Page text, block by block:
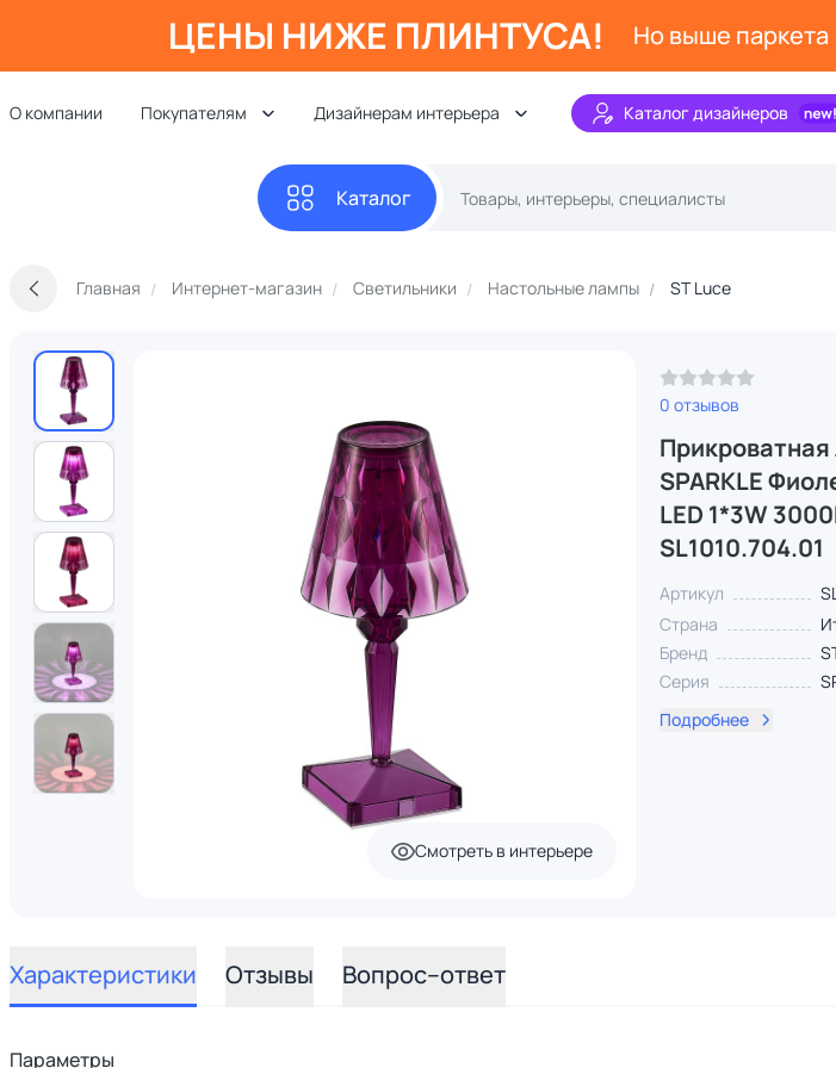
ЦЕНЫ НИЖЕ ПЛИНТУСА! Но выше паркета
О компании Покупателям Дизайнерам интерьера Каталог дизайнеров
Каталог
Главная Интернет-магазин Светильники Настольные лампы ST Luce
Смотреть в интерьере
0 отзывов
SPARKLE
LED 1*3W
SL1010.704.01
Артикул
Страна
Бренд
Серия
Подробнее
Характеристики Отзывы Вопрос–ответ
Параметры